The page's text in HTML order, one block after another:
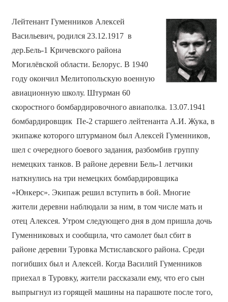
Лейтенант Гуменников Алексей
Васильевич, родился 23.12.1917 в
дер.Бель-1 Кричевского района
Могилёвской области. Белорус. В 1940
году окончил Мелитопольскую военную
авиационную школу. Штурман 60
скоростного бомбардировочного авиаполка. 13.07.1941
бомбардировщик Пе-2 старшего лейтенанта А.И. Жука, в
экипаже которого штурманом был Алексей Гуменников,
шел с очередного боевого задания, разбомбив группу
немецких танков. В районе деревни Бель-1 летчики
наткнулись на три немецких бомбардировщика
«Юнкерс». Экипаж решил вступить в бой. Многие
жители деревни наблюдали за ним, в том числе мать и
отец Алексея. Утром следующего дня в дом пришла дочь
Гуменниковых и сообщила, что самолет был сбит в
районе деревни Туровка Мстиславского района. Среди
погибших был и Алексей. Когда Василий Гуменников
приехал в Туровку, жители рассказали ему, что его сын
выпрыгнул из горящей машины на парашюте после того,